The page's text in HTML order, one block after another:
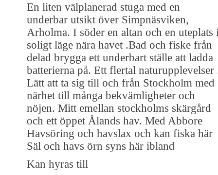
En liten välplanerad stuga med en
underbar utsikt över Simpnäsviken,
Arholma. I söder en altan och en uteplats
soligt läge nära havet .Bad och fiske från
delad brygga ett underbart ställe att ladda
batterierna på. Ett flertal naturupplevelser
Lätt att ta sig till och från Stockholm med
närhet till många bekvämligheter och
nöjen. Mitt emellan stockholms skärgård
och ett öppet Ålands hav. Med Abbore
Havsöring och havslax och kan fiska här
Säl och havs örn syns här ibland
Kan hyras till